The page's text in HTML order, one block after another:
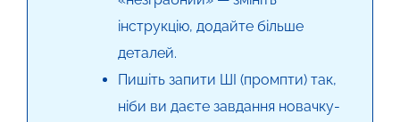
інструкцію, додайте більше
деталей.
Пишіть запити ШІ (промпти) так,
ніби ви даєте завдання новачку-